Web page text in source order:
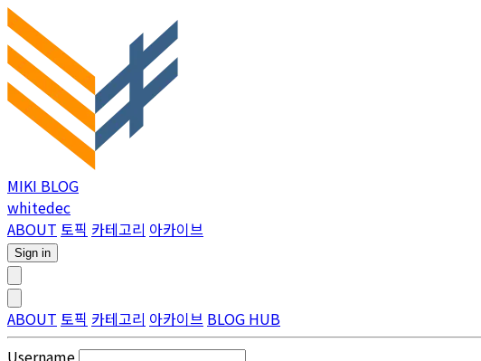
MIKI BLOG
whitedec
ABOUT 토픽 카테고리 아카이브
Sign in
ABOUT 토픽 카테고리 아카이브 BLOG HUB
Username